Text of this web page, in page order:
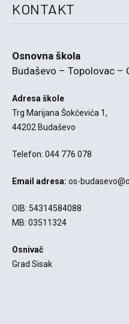
KONTAKT
Osnovna škola
Budaševo – Topolovac –
Adresa škole
Trg Marijana Šokčevića 1,
44202 Budaševo
Telefon: 044 776 078
Email adresa: os-
OIB: 54314584088
MB: 03511324
Osnivač
Grad Sisak